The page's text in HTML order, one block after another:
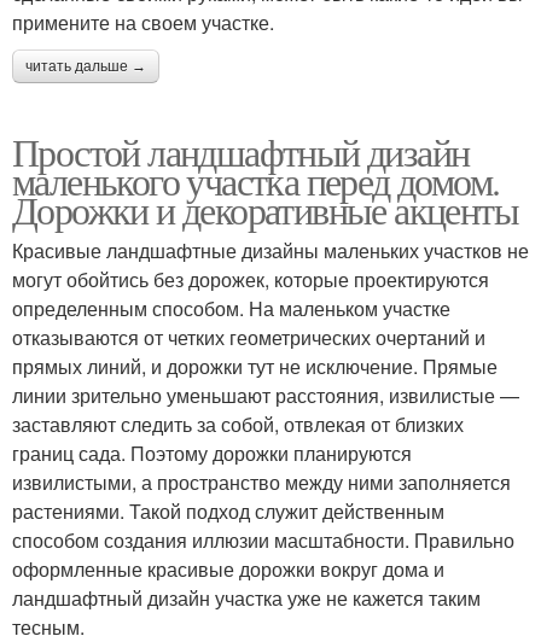
примените на своем участке.
читать дальше →
Простой ландшафтный дизайн
маленького участка перед домом.
Дорожки и декоративные акценты
Красивые ландшафтные дизайны маленьких участков не
могут обойтись без дорожек, которые проектируются
определенным способом. На маленьком участке
отказываются от четких геометрических очертаний и
прямых линий, и дорожки тут не исключение. Прямые
линии зрительно уменьшают расстояния, извилистые —
заставляют следить за собой, отвлекая от близких
границ сада. Поэтому дорожки планируются
извилистыми, а пространство между ними заполняется
растениями. Такой подход служит действенным
способом создания иллюзии масштабности. Правильно
оформленные красивые дорожки вокруг дома и
ландшафтный дизайн участка уже не кажется таким
тесным.